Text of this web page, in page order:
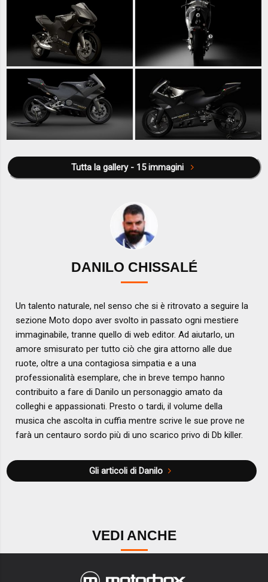
Tutta la gallery - 15 immagini
DANILO CHISSALÉ
Un talento naturale, nel senso che si è ritrovato a seguire la
sezione Moto dopo aver svolto in passato ogni mestiere
immaginabile, tranne quello di web editor. Ad aiutarlo, un
amore smisurato per tutto ciò che gira attorno alle due
ruote, oltre a una contagiosa simpatia e a una
professionalità esemplare, che in breve tempo hanno
contribuito a fare di Danilo un personaggio amato da
colleghi e appassionati. Presto o tardi, il volume della
musica che ascolta in cuffia mentre scrive le sue prove ne
farà un centauro sordo più di uno scarico privo di Db killer.
Gli articoli di Danilo
VEDI ANCHE